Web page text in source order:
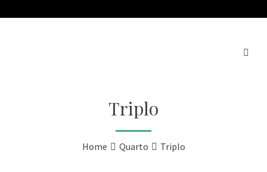
Triplo
Home Quarto Triplo